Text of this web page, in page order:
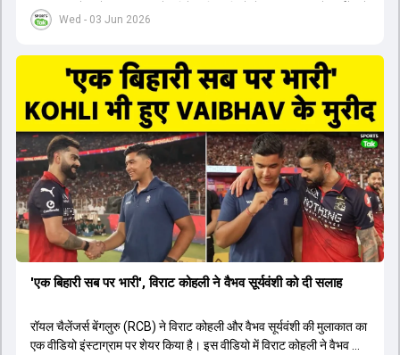
Wed - 03 Jun 2026
भारतीय बल्लेबाजों का स्ट्राइक रेट विदेशी खिलाड़ियों से ज्यादा रहा। पूरे टूर्नामेंट में
1426 छक्के लगे और 65 बार टीमों ने 200 से ज्यादा का स्कोर बनाया, जो एक
स्ट्राइक रेट के साथ मोस्ट वैल्युएबल प्लेयर का खिताब जीता। इसके अलावा पंजाब
और बेंगलुरु के प्रदर्शन के साथ-साथ लक्ष्य का पीछा करने वाली टीमों की सफलता
के आंकड़ों का भी विश्लेषण किया गया है।
'एक बिहारी सब पर भारी', विराट कोहली ने वैभव सूर्यवंशी को दी सलाह
रॉयल चैलेंजर्स बेंगलुरु (RCB) ने विराट कोहली और वैभव सूर्यवंशी की मुलाकात का
एक वीडियो इंस्टाग्राम पर शेयर किया है। इस वीडियो में विराट कोहली ने वैभव को